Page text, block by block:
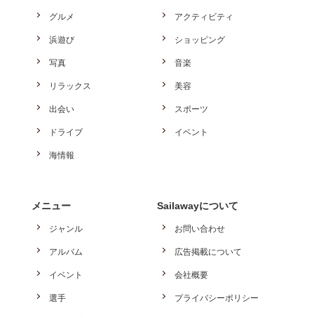
グルメ アクティビティ
浜遊び ショッピング
写真 音楽
リラックス 美容
出会い スポーツ
ドライブ イベント
海情報
メニュー
ジャンル
アルバム
イベント
選手
Sailawayについて
お問い合わせ
広告掲載について
会社概要
プライバシーポリシー